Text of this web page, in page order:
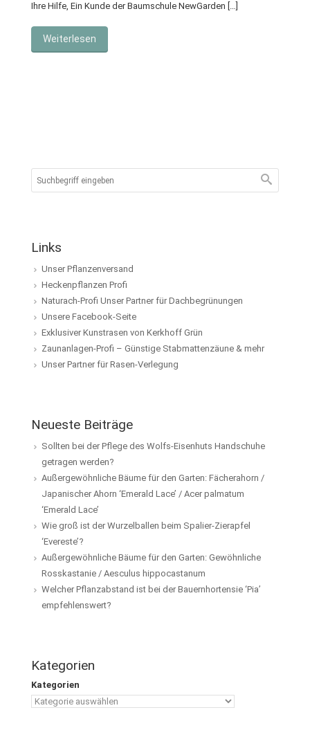
Ihre Hilfe, Ein Kunde der Baumschule NewGarden […]
Weiterlesen
Links
Unser Pflanzenversand
Heckenpflanzen Profi
Naturach-Profi Unser Partner für Dachbegrünungen
Unsere Facebook-Seite
Exklusiver Kunstrasen von Kerkhoff Grün
Zaunanlagen-Profi – Günstige Stabmattenzäune & mehr
Unser Partner für Rasen-Verlegung
Neueste Beiträge
Sollten bei der Pflege des Wolfs-Eisenhuts Handschuhe
getragen werden?
Außergewöhnliche Bäume für den Garten: Fächerahorn /
Japanischer Ahorn ‘Emerald Lace’ / Acer palmatum
‘Emerald Lace’
Wie groß ist der Wurzelballen beim Spalier-Zierapfel
‘Evereste’?
Außergewöhnliche Bäume für den Garten: Gewöhnliche
Rosskastanie / Aesculus hippocastanum
Welcher Pflanzabstand ist bei der Bauernhortensie ‘Pia’
empfehlenswert?
Kategorien
Kategorien